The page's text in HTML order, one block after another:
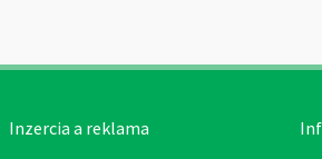
Inzercia a reklama